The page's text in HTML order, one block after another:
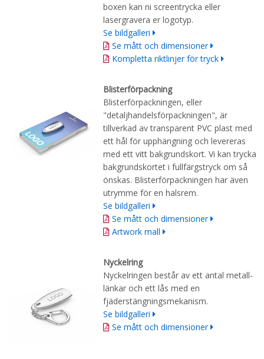
boxen kan ni screentrycka eller
lasergravera er logotyp.
Se bildgalleri
Se mått och dimensioner
Kompletta riktlinjer för tryck
Blisterförpackning
Blisterförpackningen, eller
"detaljhandelsförpackningen", är
tillverkad av transparent PVC plast med
ett hål för upphängning och levereras
med ett vitt bakgrundskort. Vi kan trycka
bakgrundskortet i fullfärgstryck om så
önskas. Blisterförpackningen har även
utrymme för en halsrem.
Se bildgalleri
Se mått och dimensioner
Artwork mall
Nyckelring
Nyckelringen består av ett antal metall-
länkar och ett lås med en
fjäderstängningsmekanism.
Se bildgalleri
Se mått och dimensioner